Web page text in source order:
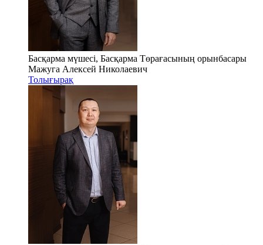
Басқарма мүшесі, Басқарма Төрағасының орынбасары
Мажуга Алексей Николаевич
Толығырақ